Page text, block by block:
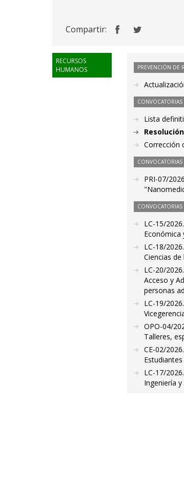
Compartir:
RECURSOS
HUMANOS
PREVENCIÓN DE
Lista
Corrección
CONVOCATORIAS
PRI-07/
CONVOCATORIAS
LC-15/
Económica
LC-18/
Ciencias
LC-20/
Acceso y
personas
LC-19/
OPO-04/
Talleres,
CE-02/
LC-17/
Ingeniería